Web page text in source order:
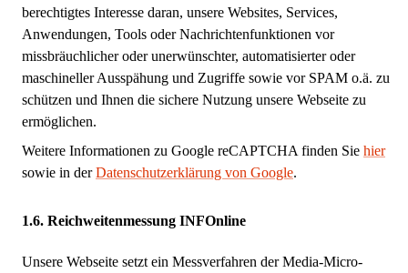
berechtigtes Interesse daran, unsere Websites, Services,
Anwendungen, Tools oder Nachrichtenfunktionen vor
missbräuchlicher oder unerwünschter, automatisierter oder
maschineller Ausspähung und Zugriffe sowie vor SPAM o.ä. zu
schützen und Ihnen die sichere Nutzung unsere Webseite zu
ermöglichen.
Weitere Informationen zu Google reCAPTCHA finden Sie hier
sowie in derDatenschutzerklärung von Google.
Reichweitenmessung INFOnline
Unsere Webseite setzt ein Messverfahren der Media-Micro-